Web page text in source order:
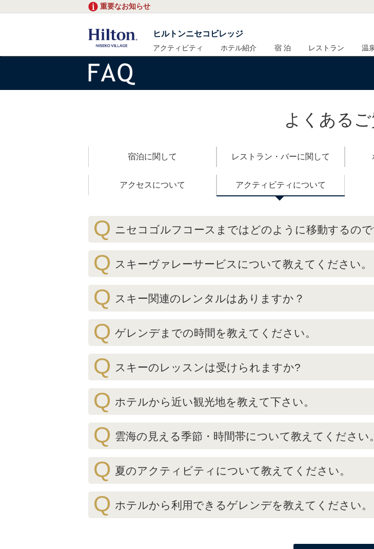
重要なお知らせ
ヒルトンニセコビレッジ
アクティビティ ホテル紹介 宿 泊 レストラン 温
よくあるご
宿泊に関して レストラン・バーに関して
アクセスについて アクティビティについて
Q ニセコゴルフコースまではどのように移動するので
Q スキーヴァレーサービスについて教えてください。
Q スキー関連のレンタルはありますか？
Q ゲレンデまでの時間を教えてください。
Q スキーのレッスンは受けられますか?
Q ホテルから近い観光地を教えて下さい。
Q 雲海の見える季節・時間帯について教えてください。
Q 夏のアクティビティについて教えてください。
Q ホテルから利用できるゲレンデを教えてください。